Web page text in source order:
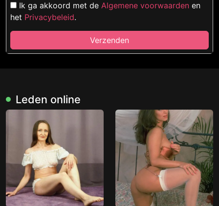
Ik ga akkoord met de Algemene voorwaarden en
het Privacybeleid.
Verzenden
Leden online